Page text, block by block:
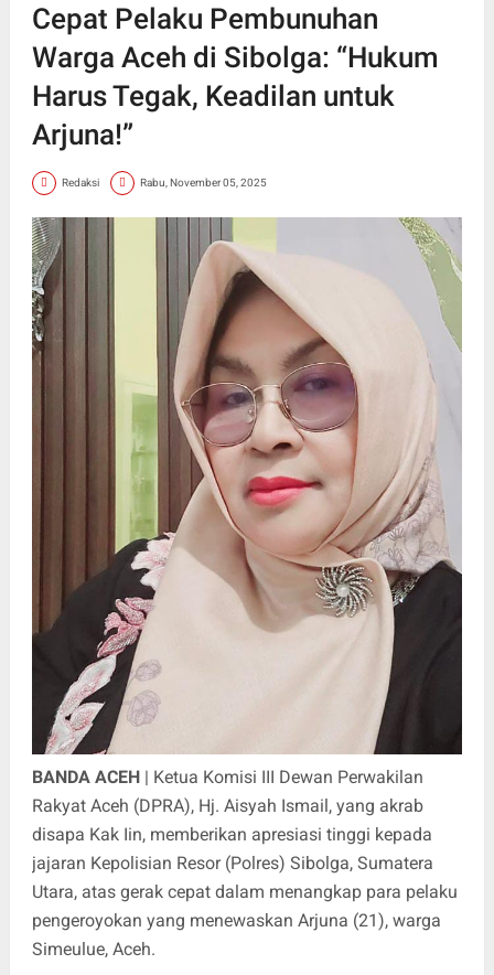
Cepat Pelaku Pembunuhan
Warga Aceh di Sibolga: “Hukum
Harus Tegak, Keadilan untuk
Arjuna!”
Redaksi Rabu, November 05, 2025
BANDA ACEH| Ketua Komisi III Dewan Perwakilan
Rakyat Aceh (DPRA), Hj. Aisyah Ismail, yang akrab
disapa Kak Iin, memberikan apresiasi tinggi kepada
jajaran Kepolisian Resor (Polres) Sibolga, Sumatera
Utara, atas gerak cepat dalam menangkap para pelaku
pengeroyokan yang menewaskan Arjuna (21), warga
Simeulue, Aceh.